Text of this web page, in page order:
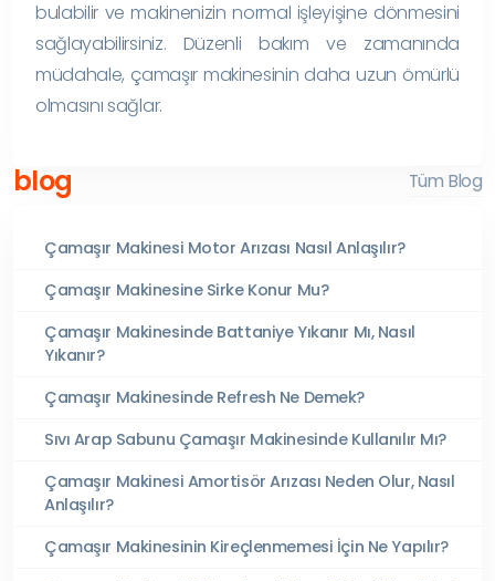
bulabilir ve makinenizin normal işleyişine dönmesini
sağlayabilirsiniz. Düzenli bakım ve zamanında
müdahale, çamaşır makinesinin daha uzun ömürlü
olmasını sağlar.
blog Tüm Blog
Çamaşır Makinesi Motor Arızası Nasıl Anlaşılır?
Çamaşır Makinesine Sirke Konur Mu?
Çamaşır Makinesinde Battaniye Yıkanır Mı, Nasıl
Yıkanır?
Çamaşır Makinesinde Refresh Ne Demek?
Sıvı Arap Sabunu Çamaşır Makinesinde Kullanılır Mı?
Çamaşır Makinesi Amortisör Arızası Neden Olur, Nasıl
Anlaşılır?
Çamaşır Makinesinin Kireçlenmemesi İçin Ne Yapılır?